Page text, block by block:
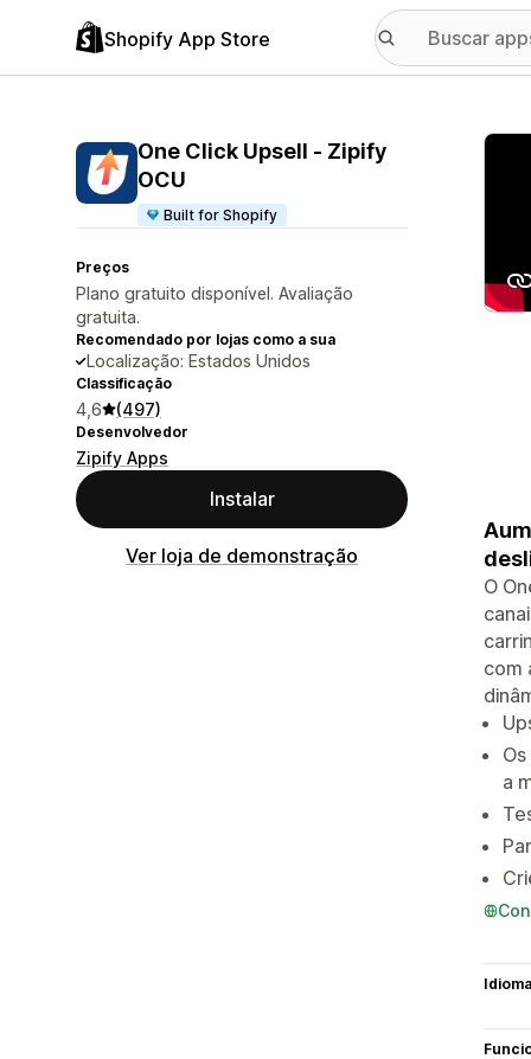
Shopify App Store
One Click Upsell ‑ Zipify
OCU
Built for Shopify
Preços
Plano gratuito disponível. Avaliação
gratuita.
Recomendado por lojas como a sua
Localização: Estados Unidos
Classificação
4,6 (497)
Desenvolvedor
Zipify Apps
Instalar
Ver loja de demonstração
O
com
a